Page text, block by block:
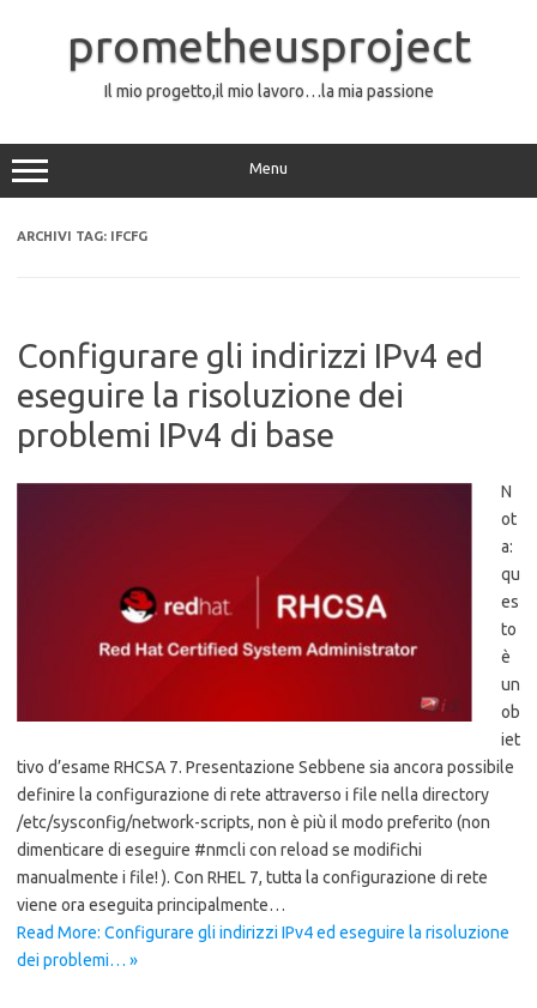
contenutoprometheusproject
Il mio progetto,il mio lavoro…la mia passione
Menu
ARCHIVI TAG: IFCFG
Configurare gli indirizzi IPv4 ed
eseguire la risoluzione dei
problemi IPv4 di base
N
ot
a:
qu
es
to
è
un
ob
iet
tivo d’esame RHCSA 7. Presentazione Sebbene sia ancora possibile
definire la configurazione di rete attraverso i file nella directory
/etc/sysconfig/network-scripts, non è più il modo preferito (non
dimenticare di eseguire #nmcli con reload se modifichi
manualmente i file! ). Con RHEL 7, tutta la configurazione di rete
viene ora eseguita principalmente…
Read More: Configurare gli indirizzi IPv4 ed eseguire la risoluzione
dei problemi… »